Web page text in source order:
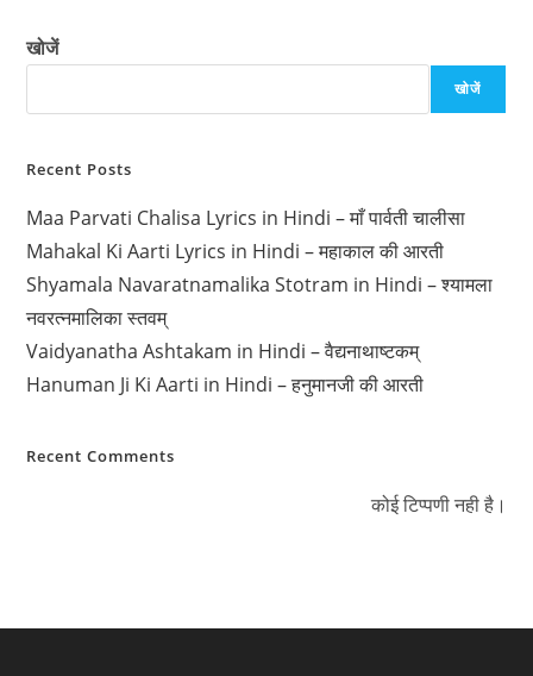
खोजें
खोजें
Recent Posts
Maa Parvati Chalisa Lyrics in Hindi – माँ पार्वती चालीसा
Mahakal Ki Aarti Lyrics in Hindi – महाकाल की आरती
Shyamala Navaratnamalika Stotram in Hindi – श्यामला
नवरत्नमालिका स्तवम्
Vaidyanatha Ashtakam in Hindi – वैद्यनाथाष्टकम्
Hanuman Ji Ki Aarti in Hindi – हनुमानजी की आरती
Recent Comments
कोई टिप्पणी नही है।